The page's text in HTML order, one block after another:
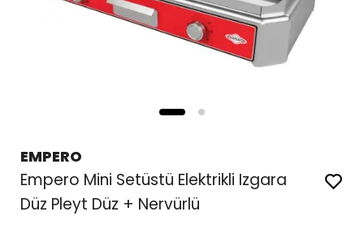
EMPERO
Empero Mini Setüstü Elektrikli Izgara
Düz Pleyt Düz + Nervürlü